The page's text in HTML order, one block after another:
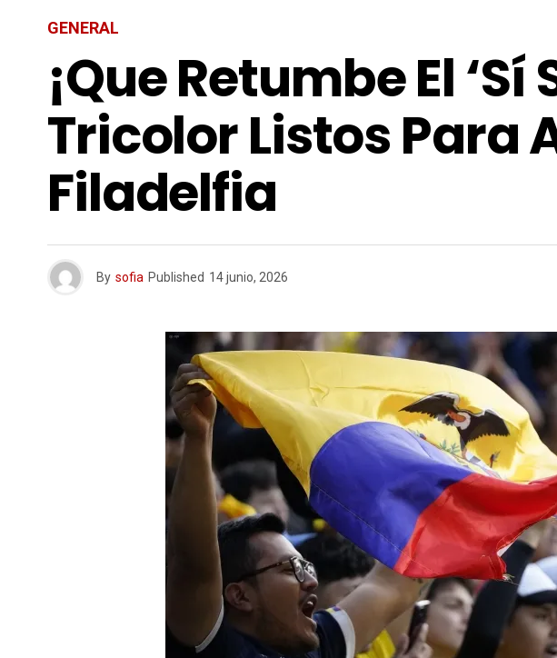
GENERAL
¡Que Retumbe El
Tricolor Listos Para
Filadelfia
By sofia Published 14 junio, 2026